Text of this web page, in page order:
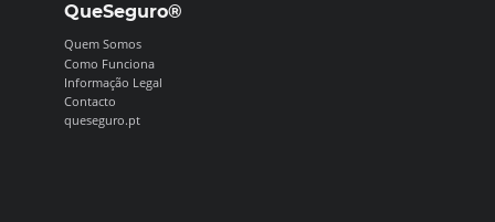
QueSeguro®
Quem Somos
Como Funciona
Informação Legal
Contacto
queseguro.pt